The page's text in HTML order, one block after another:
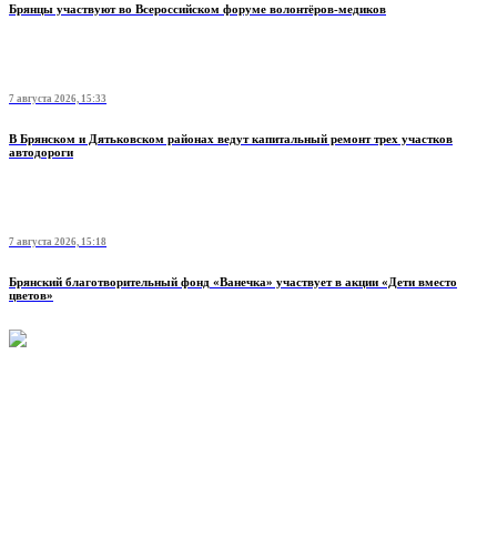
Брянцы участвуют во Всероссийском форуме волонтёров-медиков
7 августа 2026, 15:33
В Брянском и Дятьковском районах ведут капитальный ремонт трех участков
автодороги
7 августа 2026, 15:18
Брянский благотворительный фонд «Ванечка» участвует в акции «Дети вместо
цветов»